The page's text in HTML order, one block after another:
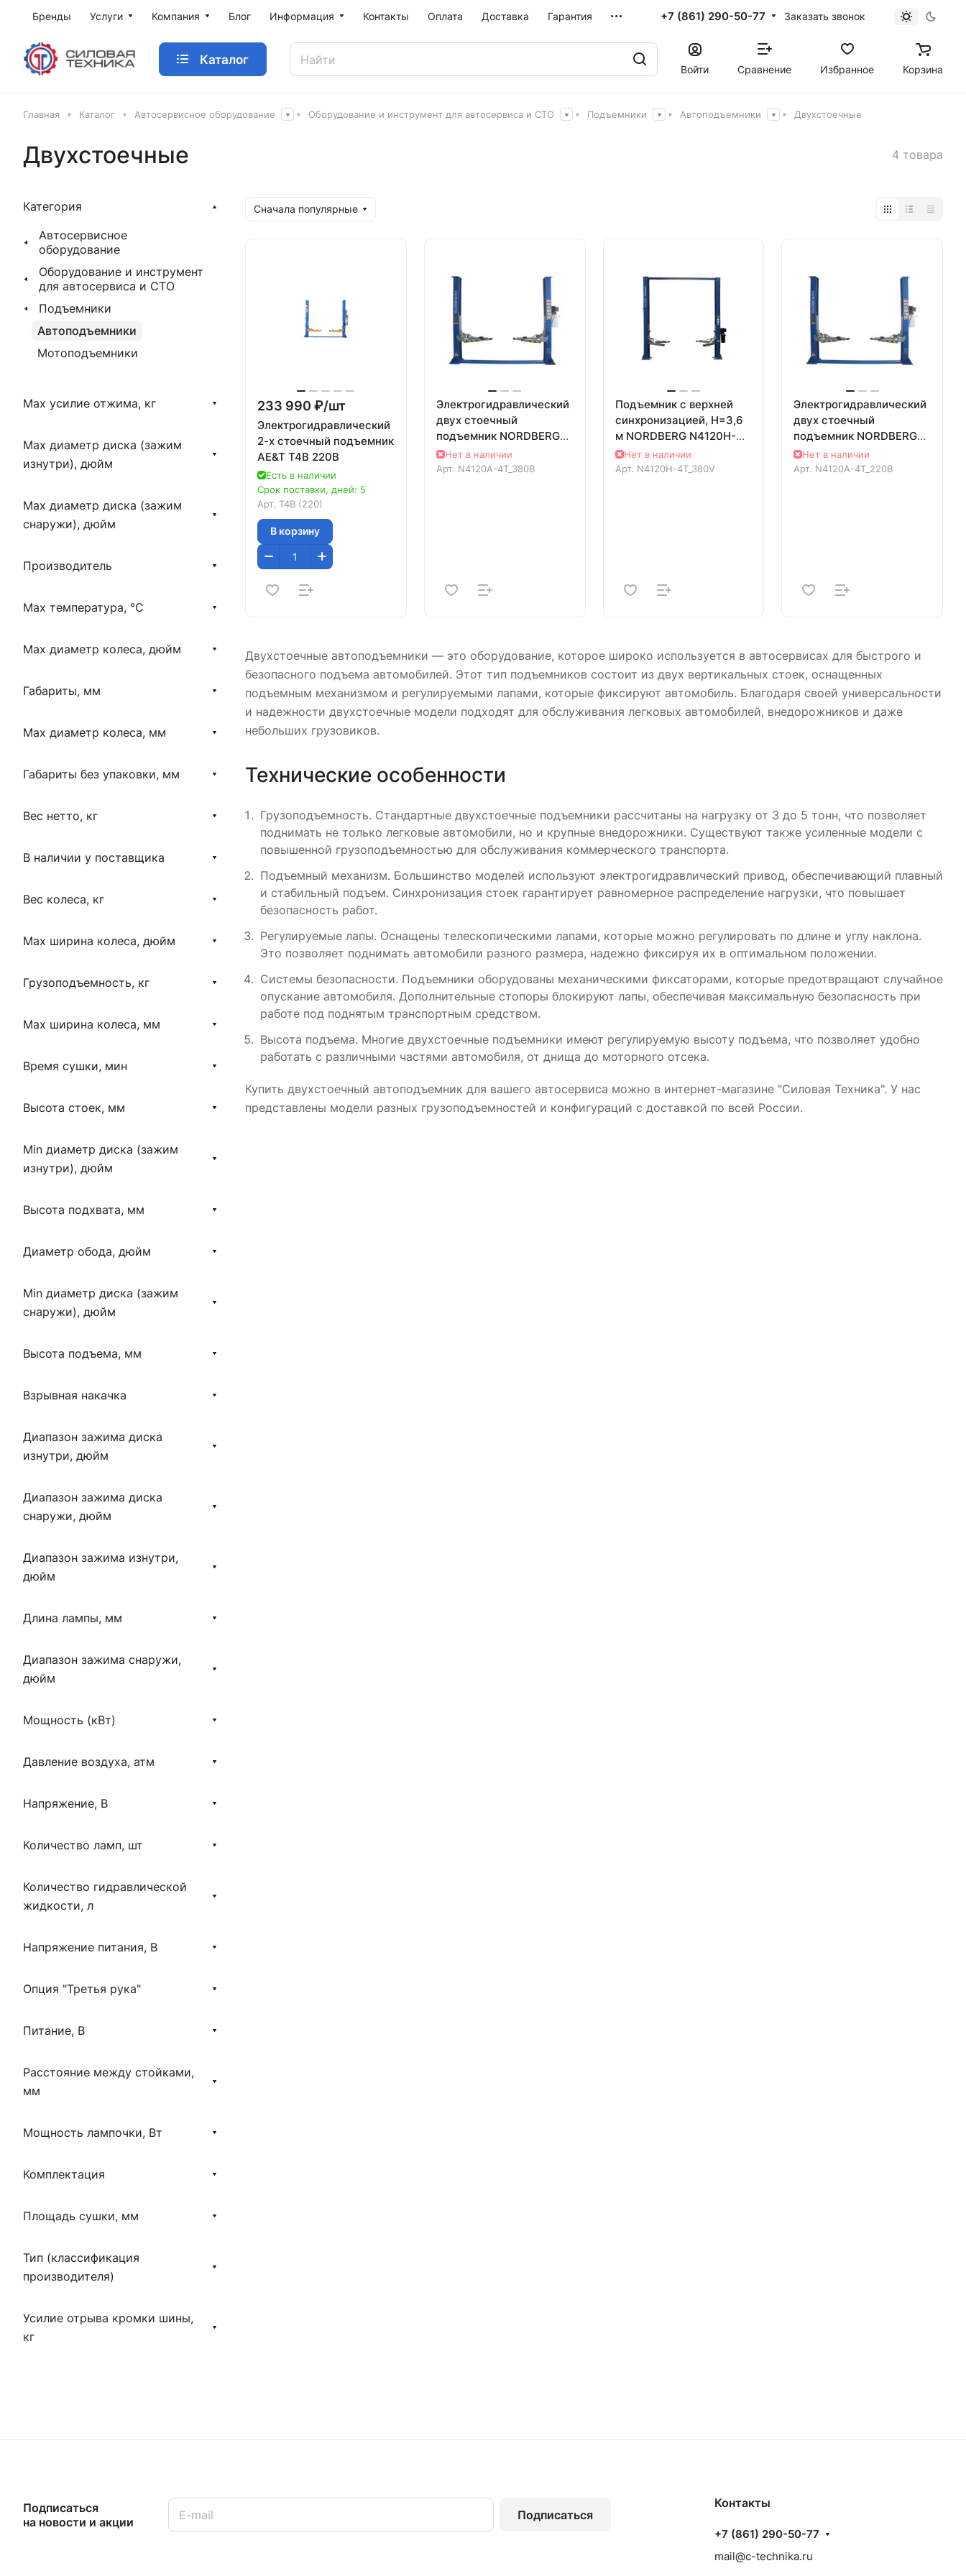
Бренды Услуги Компания Блог Информация Контакты Оплата Доставка Гарантия +7 (861) 290-50-77 Заказать звонок
Каталог
Войти Сравнение Избранное Корзина
Главная Каталог Автосервисное оборудование Оборудование и инструмент для автосервиса и СТО Подъемники Автоподъемники Двухстоечные
Двухстоечные 4 товара
Сначала популярные
233 990 ₽/шт
Электрогидравлический
2-х стоечный подъемник
AE&T T4B 220В
Есть в наличии
Срок поставки, дней: 5
Арт. T4B (220)
В корзину
Электрогидравлический
двух стоечный
подъемник NORDBERG
N4120A-4T 380В
Нет в наличии
Арт. N4120A-4T_380В
Подъемник с верхней
синхронизацией, H=3,6
м NORDBERG N4120H-
4T_380V
Нет в наличии
Арт. N4120H-4T_380V
Электрогидравлический
двух стоечный
подъемник NORDBERG
N4120A-4T 220В
Нет в наличии
Арт. N4120A-4T_220В
Двухстоечные автоподъемники — это оборудование, которое широко используется в автосервисах для быстрого и
безопасного подъема автомобилей. Этот тип подъемников состоит из двух вертикальных стоек, оснащенных
подъемным механизмом и регулируемыми лапами, которые фиксируют автомобиль. Благодаря своей универсальности
и надежности двухстоечные модели подходят для обслуживания легковых автомобилей, внедорожников и даже
небольших грузовиков.
Технические особенности
Грузоподъемность. Стандартные двухстоечные подъемники рассчитаны на нагрузку от 3 до 5 тонн, что позволяет
поднимать не только легковые автомобили, но и крупные внедорожники. Существуют также усиленные модели с
повышенной грузоподъемностью для обслуживания коммерческого транспорта.
Подъемный механизм. Большинство моделей используют электрогидравлический привод, обеспечивающий плавный
и стабильный подъем. Синхронизация стоек гарантирует равномерное распределение нагрузки, что повышает
безопасность работ.
Регулируемые лапы. Оснащены телескопическими лапами, которые можно регулировать по длине и углу наклона.
Это позволяет поднимать автомобили разного размера, надежно фиксируя их в оптимальном положении.
Системы безопасности. Подъемники оборудованы механическими фиксаторами, которые предотвращают случайное
опускание автомобиля. Дополнительные стопоры блокируют лапы, обеспечивая максимальную безопасность при
работе под поднятым транспортным средством.
Высота подъема. Многие двухстоечные подъемники имеют регулируемую высоту подъема, что позволяет удобно
работать с различными частями автомобиля, от днища до моторного отсека.
Купить двухстоечный автоподъемник для вашего автосервиса можно в интернет-магазине "Силовая Техника". У нас
представлены модели разных грузоподъемностей и конфигураций с доставкой по всей России.
Категория
Автосервисное
оборудование
Оборудование и инструмент
для автосервиса и СТО
Подъемники
Автоподъемники
Мотоподъемники
Max усилие отжима, кг
Max диаметр диска (зажим
изнутри), дюйм
Max диаметр диска (зажим
снаружи), дюйм
Производитель
Max температура, °С
Max диаметр колеса, дюйм
Габариты, мм
Max диаметр колеса, мм
Габариты без упаковки, мм
Вес нетто, кг
В наличии у поставщика
Вес колеса, кг
Max ширина колеса, дюйм
Грузоподъемность, кг
Max ширина колеса, мм
Время сушки, мин
Высота стоек, мм
Min диаметр диска (зажим
изнутри), дюйм
Высота подхвата, мм
Диаметр обода, дюйм
Min диаметр диска (зажим
снаружи), дюйм
Высота подъема, мм
Взрывная накачка
Диапазон зажима диска
изнутри, дюйм
Диапазон зажима диска
снаружи, дюйм
Диапазон зажима изнутри,
дюйм
Длина лампы, мм
Диапазон зажима снаружи,
дюйм
Мощность (кВт)
Давление воздуха, атм
Напряжение, В
Количество ламп, шт
Количество гидравлической
жидкости, л
Напряжение питания, В
Опция "Третья рука"
Питание, В
Расстояние между стойками,
мм
Мощность лампочки, Вт
Комплектация
Площадь сушки, мм
Тип (классификация
производителя)
Усилие отрыва кромки шины,
кг
Подписаться
на новости и акции
Подписаться
Контакты
+7 (861) 290-50-77
mail@c-technika.ru